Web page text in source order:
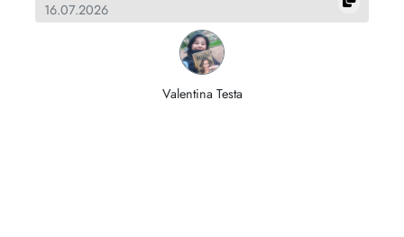
16.07.2026
Valentina Testa